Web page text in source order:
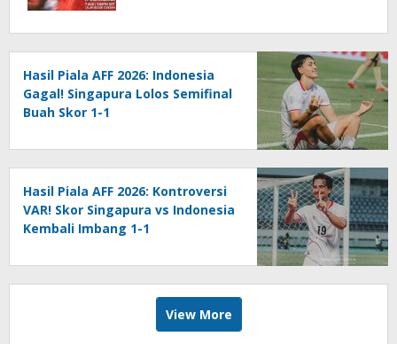
Hasil Piala AFF 2026: Indonesia
Gagal! Singapura Lolos Semifinal
Buah Skor 1-1
Hasil Piala AFF 2026: Kontroversi
VAR! Skor Singapura vs Indonesia
Kembali Imbang 1-1
View More